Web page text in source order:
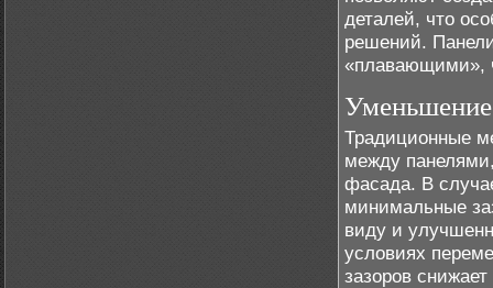
деталей, что
решений.
«плавающими»,
Уменьшение
Традиционные
между
фасада. В
минимальные
виду и
условиях
зазоров